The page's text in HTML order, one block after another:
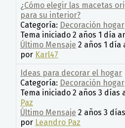
¿Cómo elegir las macetas
para su interior?
Categoría: Decoración hogar
Tema iniciado 2 años 1 día
Último Mensaje 2 años 1 día
por Karl47
Ideas para decorar el hogar
Categoría: Decoración hogar
Tema iniciado 2 años 3 días
Paz
Último Mensaje 2 años 3
por Leandro Paz